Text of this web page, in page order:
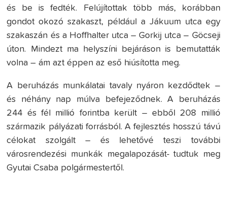
és be is fedték. Felújítottak több más, korábban
gondot okozó szakaszt, például a Jákuum utca egy
szakaszán és a Hoffhalter utca – Gorkij utca – Göcseji
úton. Mindezt ma helyszíni bejáráson is bemutatták
volna – ám azt éppen az eső hiúsította meg.
A beruházás munkálatai tavaly nyáron kezdődtek –
és néhány nap múlva befejeződnek. A beruházás
244 és fél millió forintba került – ebből 208 millió
származik pályázati forrásból. A fejlesztés hosszú távú
célokat szolgált – és lehetővé teszi további
városrendezési munkák megalapozását- tudtuk meg
Gyutai Csaba polgármestertől.